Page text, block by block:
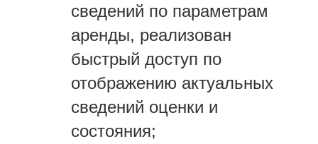
сведений по параметрам
аренды, реализован
быстрый доступ по
отображению актуальных
сведений оценки и
состояния;